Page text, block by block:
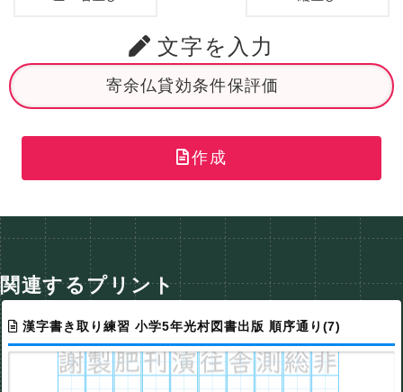
文字を入力
作成
関連するプリント
漢字書き取り練習 小学5年光村図書出版 順序通り(7)